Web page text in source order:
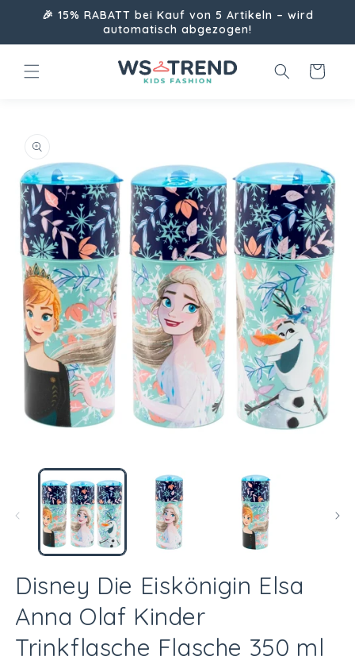
zum🎉 15% RABATT bei Kauf von 5 Artikeln – wird
automatisch abgezogen!
Warenkorb
öffnen
Disney Die Eiskönigin Elsa
Anna Olaf Kinder
Trinkflasche Flasche 350 ml